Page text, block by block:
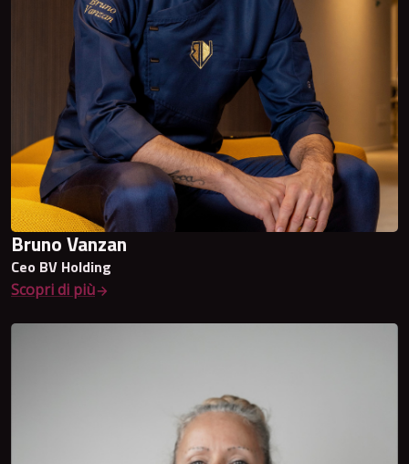
Bruno Vanzan
Ceo BV Holding
Scopri di più